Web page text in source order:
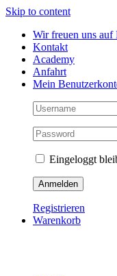
Skip to content
Wir freuen uns auf
Kontakt
Academy
Anfahrt
Mein
Eingeloggt
Registrieren
Warenkorb